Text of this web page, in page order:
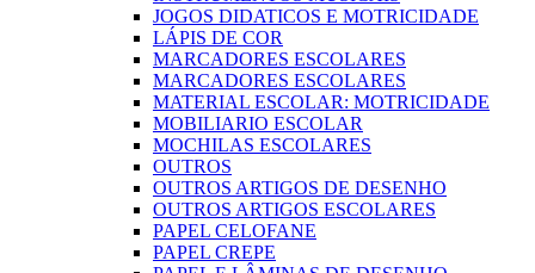
JOGOS DIDATICOS E MOTRICIDADE
LÁPIS DE COR
MARCADORES ESCOLARES
MARCADORES ESCOLARES
MATERIAL ESCOLAR: MOTRICIDADE
MOBILIARIO ESCOLAR
MOCHILAS ESCOLARES
OUTROS
OUTROS ARTIGOS DE DESENHO
OUTROS ARTIGOS ESCOLARES
PAPEL CELOFANE
PAPEL CREPE